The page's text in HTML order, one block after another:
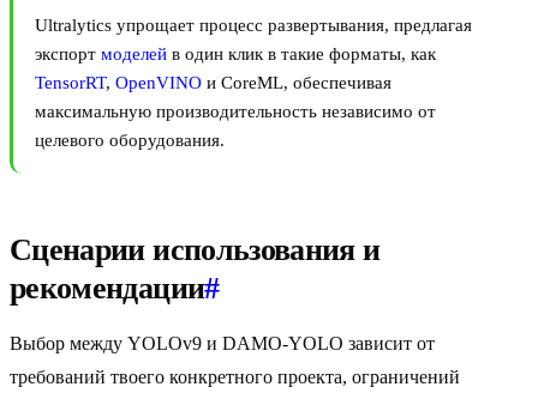
Ultralytics упрощает процесс развертывания, предлагая
экспорт моделей в один клик в такие форматы, как
TensorRT, OpenVINO и CoreML, обеспечивая
максимальную производительность независимо от
целевого оборудования.
Сценарии использования и
рекомендации#
Выбор между YOLOv9 и DAMO-YOLO зависит от
требований твоего конкретного проекта, ограничений